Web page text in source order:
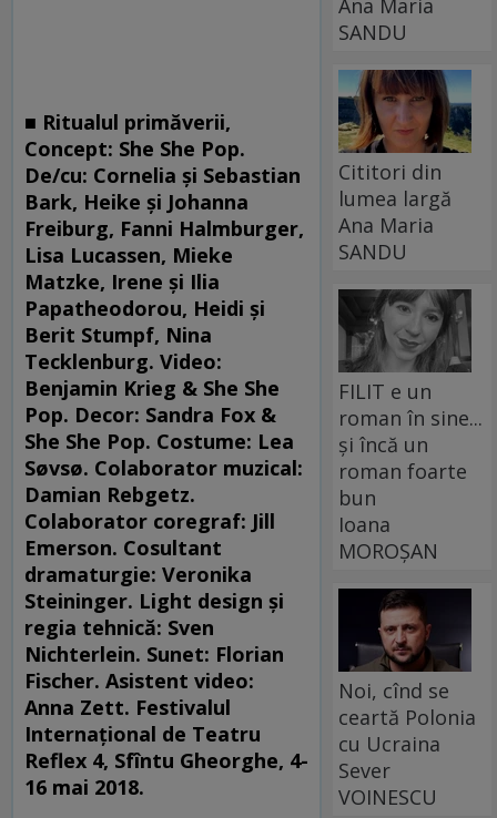
■ Ritualul primăverii,
Concept: She She Pop.
De/cu: Cornelia și Sebastian
Bark, Heike și Johanna
Freiburg, Fanni Halmburger,
Lisa Lucassen, Mieke
Matzke, Irene și Ilia
Papatheodorou, Heidi și
Berit Stumpf, Nina
Tecklenburg. Video:
Benjamin Krieg & She She
Pop. Decor: Sandra Fox &
She She Pop. Costume: Lea
Søvsø. Colaborator muzical:
Damian Rebgetz.
Colaborator coregraf: Jill
Emerson. Cosultant
dramaturgie: Veronika
Steininger. Light design și
regia tehnică: Sven
Nichterlein. Sunet: Florian
Fischer. Asistent video:
Anna Zett. Festivalul
Internaţional de Teatru
Reflex 4, Sfîntu Gheorghe, 4-
16 mai 2018.
Ana Maria
SANDU
Cititori din
lumea largă
Ana Maria
SANDU
FILIT e un
roman în sine...
și încă un
roman foarte
bun
Ioana
MOROȘAN
Noi, cînd se
ceartă Polonia
cu Ucraina
Sever
VOINESCU